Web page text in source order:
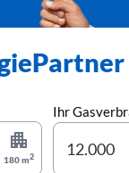
180 m2
Ihr